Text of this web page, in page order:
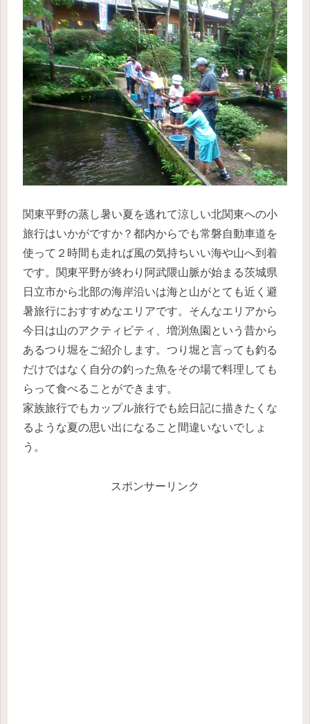
関東平野の蒸し暑い夏を逃れて涼しい北関東への小
旅行はいかがですか？都内からでも常磐自動車道を
使って２時間も走れば風の気持ちいい海や山へ到着
です。関東平野が終わり阿武隈山脈が始まる茨城県
日立市から北部の海岸沿いは海と山がとても近く避
暑旅行におすすめなエリアです。そんなエリアから
今日は山のアクティビティ、増渕魚園という昔から
あるつり堀をご紹介します。つり堀と言っても釣る
だけではなく自分の釣った魚をその場で料理しても
らって食べることができます。
家族旅行でもカップル旅行でも絵日記に描きたくな
るような夏の思い出になること間違いないでしょ
う。
スポンサーリンク